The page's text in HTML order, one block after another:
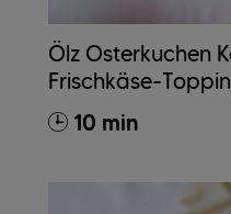
Ölz Osterkuchen
Frischkäse-
10 min